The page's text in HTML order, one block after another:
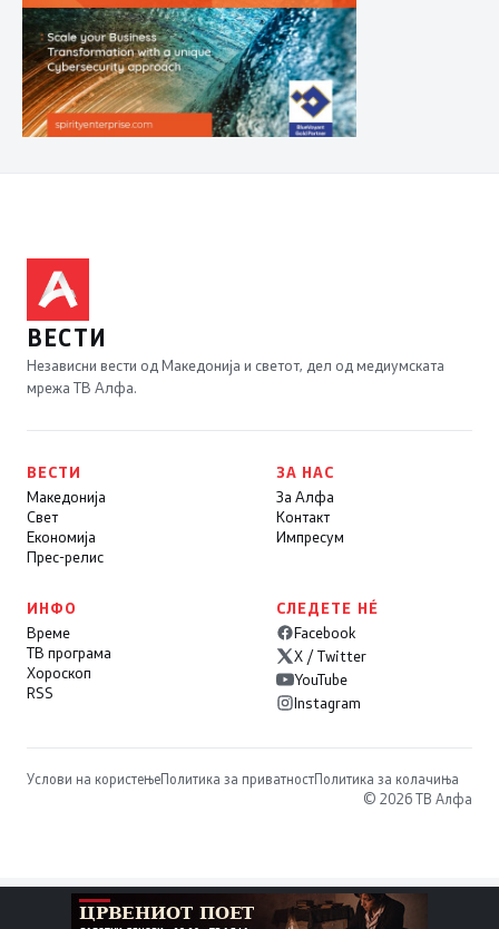
ВЕСТИ
Независни вести од Македонија и светот, дел од медиумската
мрежа ТВ Алфа.
ВЕСТИ
Македонија
Свет
Економија
Прес-релис
ЗА НАС
За Алфа
Контакт
Импресум
ИНФО
Време
ТВ програма
Хороскоп
RSS
СЛЕДЕТЕ НÉ
Facebook
X / Twitter
YouTube
Instagram
Услови на користењеПолитика за приватностПолитика за колачиња
© 2026 ТВ Алфа